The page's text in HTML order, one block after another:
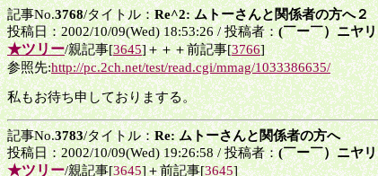
記事No.3768/タイトル：Re^2: ムトーさんと関係者の方へ２
投稿日：2002/10/09(Wed) 18:53:26 / 投稿者：(￣ー￣）ニヤリ
★ツリー/親記事[3645]＋＋＋前記事[3766]
参照先:http://pc.2ch.net/test/read.cgi/mmag/1033386635/
私もお待ち申しておりまする。
記事No.3783/タイトル：Re: ムトーさんと関係者の方へ
投稿日：2002/10/09(Wed) 19:26:58 / 投稿者：(￣ー￣）ニヤリ
★ツリー/親記事[3645]＋前記事[3645]